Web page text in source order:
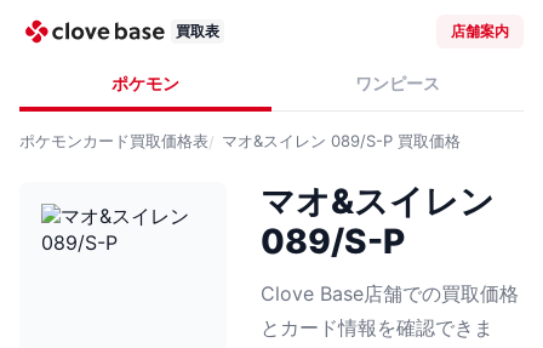
買取表 店舗案内
ポケモン ワンピース
ポケモンカード買取価格表 マオ&スイレン 089/S-P 買取価格
マオ&スイレン
089/S-P
Clove Base店舗での買取価格
とカード情報を確認できま